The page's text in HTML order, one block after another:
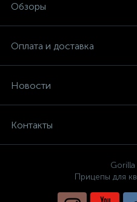
Обзоры
Оплата и доставка
Новости
Контакты
Прицепы для